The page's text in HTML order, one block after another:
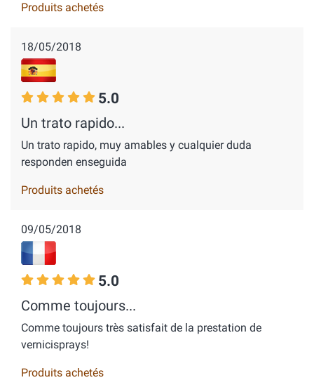
Produits achetés
18/05/2018
5.0
Un trato rapido...
Un trato rapido, muy amables y cualquier duda
responden enseguida
Produits achetés
09/05/2018
5.0
Comme toujours...
Comme toujours très satisfait de la prestation de
vernicisprays!
Produits achetés